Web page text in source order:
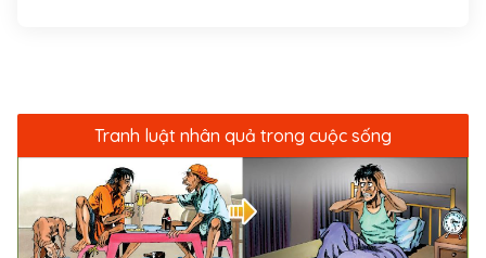
Tranh luật nhân quả trong cuộc sống